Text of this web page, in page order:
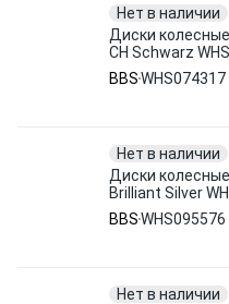
Нет в наличии
Диски
CH Schwarz
BBSWHS074317
Нет в наличии
Диски
Brilliant Silver
BBSWHS095576
Нет в наличии